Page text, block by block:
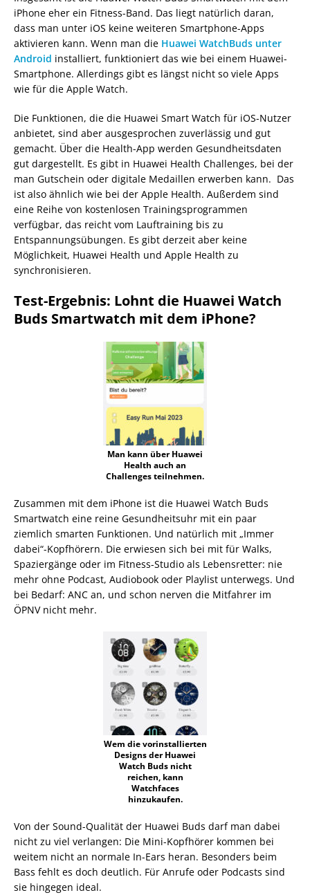
iPhone eher ein Fitness-Band. Das liegt natürlich daran,
dass man unter iOS keine weiteren Smartphone-Apps
aktivieren kann. Wenn man die Huawei WatchBuds unter
Android installiert, funktioniert das wie bei einem Huawei-
Smartphone. Allerdings gibt es längst nicht so viele Apps
wie für die Apple Watch.
Die Funktionen, die die Huawei Smart Watch für iOS-Nutzer
anbietet, sind aber ausgesprochen zuverlässig und gut
gemacht. Über die Health-App werden Gesundheitsdaten
gut dargestellt. Es gibt in Huawei Health Challenges, bei der
man Gutschein oder digitale Medaillen erwerben kann. Das
ist also ähnlich wie bei der Apple Health. Außerdem sind
eine Reihe von kostenlosen Trainingsprogrammen
verfügbar, das reicht vom Lauftraining bis zu
Entspannungsübungen. Es gibt derzeit aber keine
Möglichkeit, Huawei Health und Apple Health zu
synchronisieren.
Test-Ergebnis: Lohnt die Huawei Watch
Buds Smartwatch mit dem iPhone?
Man kann über Huawei
Health auch an
Challenges teilnehmen.
Zusammen mit dem iPhone ist die Huawei Watch Buds
Smartwatch eine reine Gesundheitsuhr mit ein paar
ziemlich smarten Funktionen. Und natürlich mit „Immer
dabei“-Kopfhörern. Die erwiesen sich bei mit für Walks,
Spaziergänge oder im Fitness-Studio als Lebensretter: nie
mehr ohne Podcast, Audiobook oder Playlist unterwegs. Und
bei Bedarf: ANC an, und schon nerven die Mitfahrer im
ÖPNV nicht mehr.
Wem die vorinstallierten
Designs der Huawei
Watch Buds nicht
reichen, kann
Watchfaces
hinzukaufen.
Von der Sound-Qualität der Huawei Buds darf man dabei
nicht zu viel verlangen: Die Mini-Kopfhörer kommen bei
weitem nicht an normale In-Ears heran. Besonders beim
Bass fehlt es doch deutlich. Für Anrufe oder Podcasts sind
sie hingegen ideal.